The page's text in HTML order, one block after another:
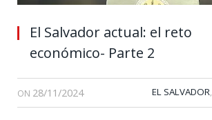
El Salvador actual: el reto
económico- Parte 2
ON 28/11/2024 EL SALVADOR,